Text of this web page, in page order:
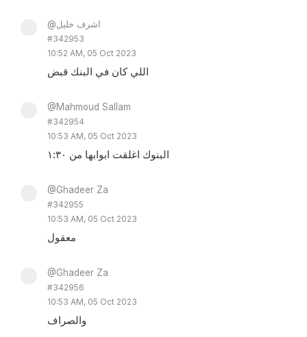
@اشرف خليل
#342953
10:52 AM, 05 Oct 2023
اللي كان في البنك قبض
@Mahmoud Sallam
#342954
10:53 AM, 05 Oct 2023
البنوك اغلقت ابوابها من ١:٣٠
@Ghadeer Za
#342955
10:53 AM, 05 Oct 2023
معقول
@Ghadeer Za
#342956
10:53 AM, 05 Oct 2023
والصراف